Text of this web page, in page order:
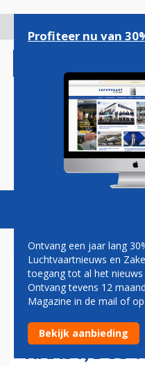
gaan
Magazine
PIETER
INDIGO
WERELDTOP:
HAAST, DUS
Profiteer nu van
Ontvang een jaar lang
Luchtvaartnieuws en
toegang tot al het
Ontvang tevens 12
Magazine in de mail of
Bekijk aanbieding